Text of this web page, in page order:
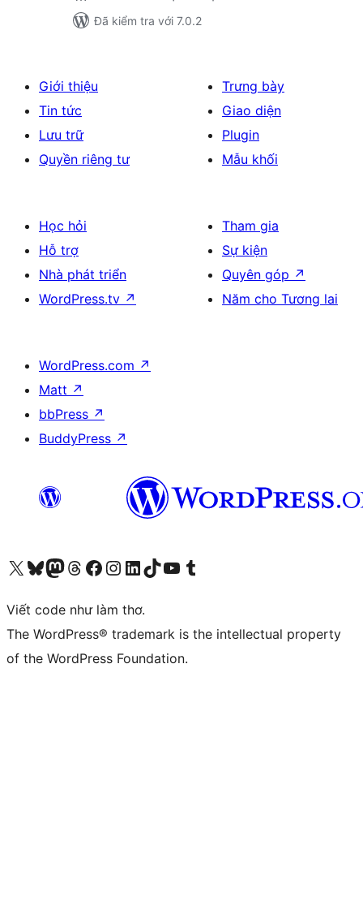
Đã kiểm tra với 7.0.2
Giới thiệu
Tin tức
Lưu trữ
Quyền riêng tư
Trưng bày
Giao diện
Plugin
Mẫu khối
Học hỏi
Hỗ trợ
Nhà phát triển
WordPress.tv ↗
Tham gia
Sự kiện
Quyên góp ↗
Năm cho Tương lai
WordPress.com ↗
Matt ↗
bbPress ↗
BuddyPress ↗
Truy cập tài khoản X (trước đây là Twitter) của chúng tôiVisit our Bluesky account
Visit our Mastodon account
Visit our Threads account
Xem trang Facebook của chúng tôiTruy cập tài khoản Instagram của chúng tôiTruy cập tài khoản LinkedIn của chúng tôiVisit our TikTok account
Truy cập kênh YouTube của chúng tôi Visit our Tumblr account
Viết code như làm thơ.
The WordPress® trademark is the intellectual property
of the WordPress Foundation.